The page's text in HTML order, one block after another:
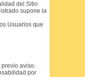
del Sitio
supone la
Usuarios que
aviso.
por